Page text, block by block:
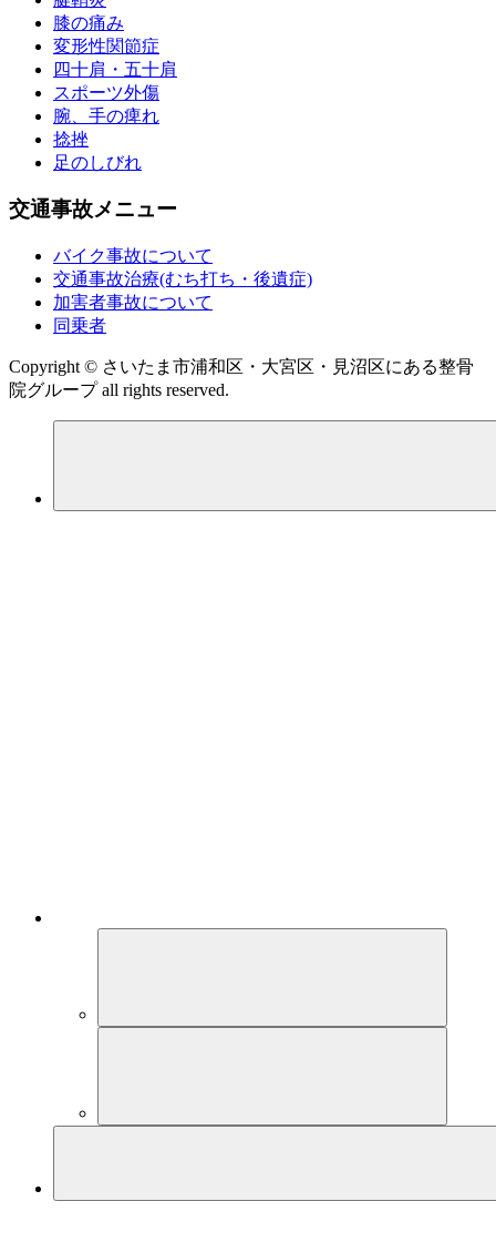
膝の痛み
変形性関節症
四十肩・五十肩
スポーツ外傷
腕、手の痺れ
捻挫
足のしびれ
交通事故メニュー
バイク事故について
交通事故治療(むち打ち・後遺症)
加害者事故について
同乗者
Copyright © さいたま市浦和区・大宮区・見沼区にある整骨
院グループ all rights reserved.